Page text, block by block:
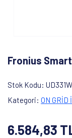
Fronius
Stok Kodu
Kategori ON GRİD
6.584,83